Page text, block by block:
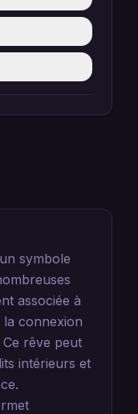
symbole
associée à
connexion
rêve peut
intérieurs et